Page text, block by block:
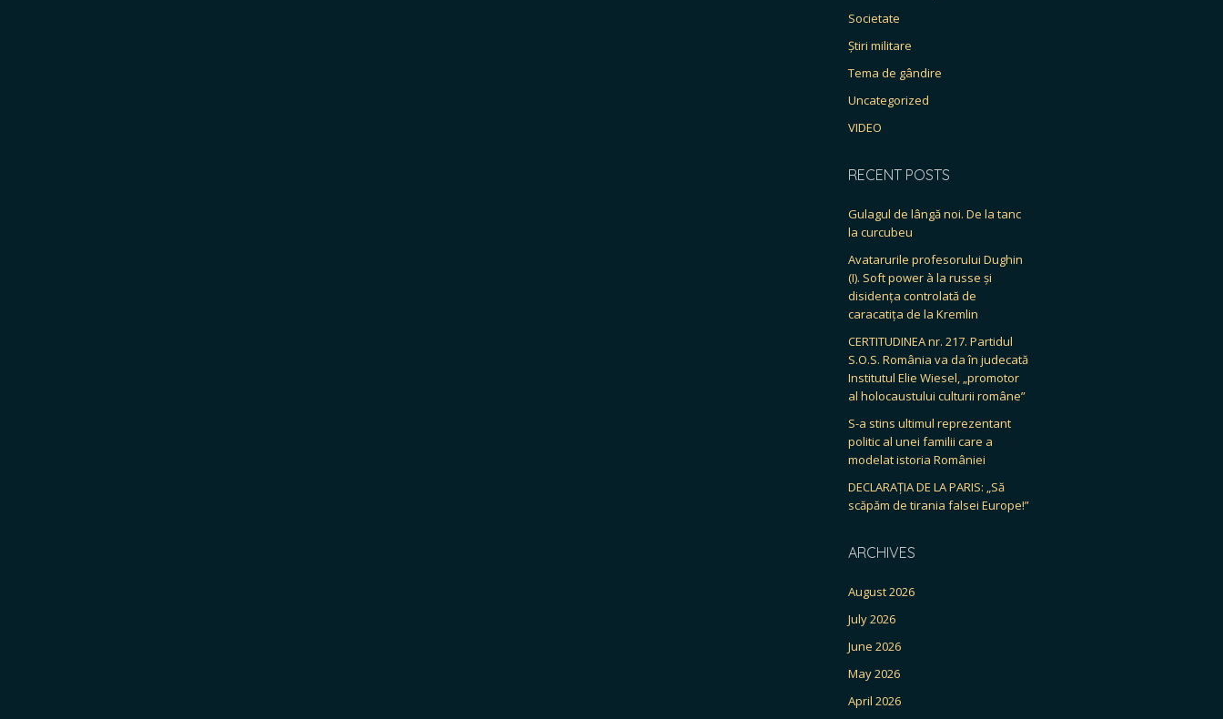
Societate
Știri militare
Tema de gândire
Uncategorized
VIDEO
RECENT POSTS
Gulagul de lângă noi. De la tanc
la curcubeu
Avatarurile profesorului Dughin
(I). Soft power à la russe și
disidența controlată de
caracatița de la Kremlin
CERTITUDINEA nr. 217. Partidul
S.O.S. România va da în judecată
Institutul Elie Wiesel, „promotor
al holocaustului culturii române”
S-a stins ultimul reprezentant
politic al unei familii care a
modelat istoria României
DECLARAȚIA DE LA PARIS: „Să
scăpăm de tirania falsei Europe!”
ARCHIVES
August 2026
July 2026
June 2026
May 2026
April 2026